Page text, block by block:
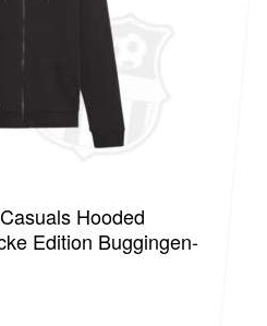
Hooded
Edition Buggingen-